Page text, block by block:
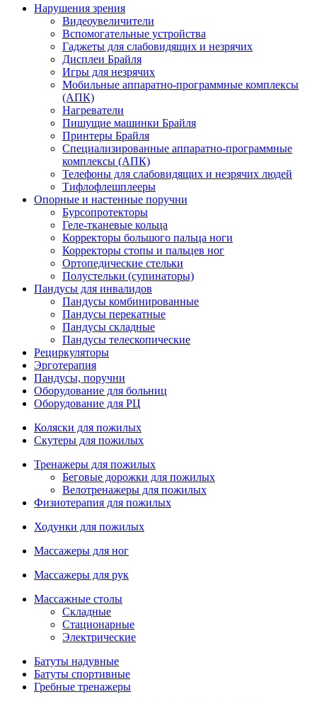
Нарушения зрения
Видеоувеличители
Вспомогательные устройства
Гаджеты для слабовидящих и незрячих
Дисплеи Брайля
Игры для незрячих
Мобильные аппаратно-программные комплексы
(АПК)
Нагреватели
Пишущие машинки Брайля
Принтеры Брайля
Специализированные аппаратно-программные
комплексы (АПК)
Телефоны для слабовидящих и незрячих людей
Тифлофлешплееры
Опорные и настенные поручни
Бурсопротекторы
Геле-тканевые кольца
Корректоры большого пальца ноги
Корректоры стопы и пальцев ног
Ортопедические стельки
Полустельки (супинаторы)
Пандусы для инвалидов
Пандусы комбинированные
Пандусы перекатные
Пандусы складные
Пандусы телескопические
Рециркуляторы
Эрготерапия
Пандусы, поручни
Оборудование для больниц
Оборудование для РЦ
Коляски для пожилых
Скутеры для пожилых
Тренажеры для пожилых
Беговые дорожки для пожилых
Велотренажеры для пожилых
Физиотерапия для пожилых
Ходунки для пожилых
Массажеры для ног
Массажеры для рук
Массажные столы
Складные
Стационарные
Электрические
Батуты надувные
Батуты спортивные
Гребные тренажеры